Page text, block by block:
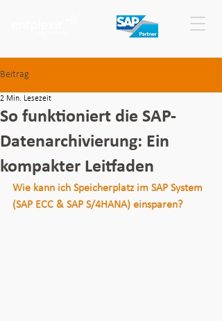
Beitrag
So funktioniert die SAP-
Datenarchivierung: Ein
kompakter Leitfaden
2 Min. Lesezeit
Wie kann ich Speicherplatz im SAP System
(SAP ECC & SAP S/4HANA) einsparen?